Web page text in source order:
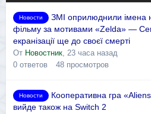
Новости
ЗМІ оприлюднили імена
фільму за мотивами «Zelda» —
екранізації ще до своєї смерті
От Новостник 23 часа назад
0 ответов 48 просмотров
Новости
Кооперативна гра
вийде також на Switch 2